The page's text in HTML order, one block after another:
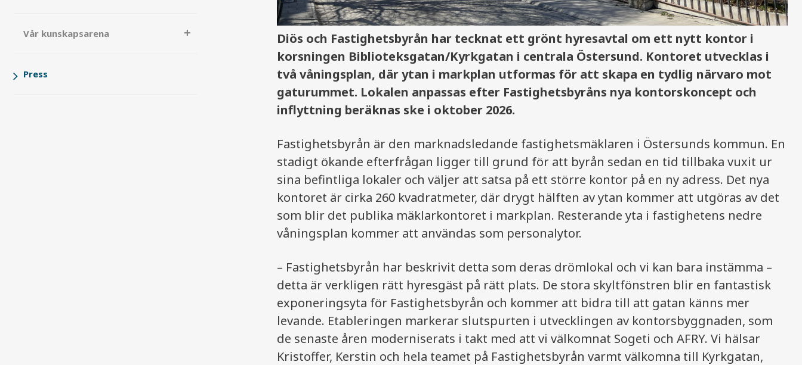
Vår kunskapsarena
Press
Diös och Fastighetsbyrån har tecknat ett grönt hyresavtal om ett nytt kontor i
korsningen Biblioteksgatan/Kyrkgatan i centrala Östersund. Kontoret utvecklas i
två våningsplan, där ytan i markplan utformas för att skapa en tydlig närvaro mot
gaturummet. Lokalen anpassas efter Fastighetsbyråns nya kontorskoncept och
inflyttning beräknas ske i oktober 2026.
Fastighetsbyrån är den marknadsledande fastighetsmäklaren i Östersunds kommun. En
stadigt ökande efterfrågan ligger till grund för att byrån sedan en tid tillbaka vuxit ur
sina befintliga lokaler och väljer att satsa på ett större kontor på en ny adress. Det nya
kontoret är cirka 260 kvadratmeter, där drygt hälften av ytan kommer att utgöras av det
som blir det publika mäklarkontoret i markplan. Resterande yta i fastighetens nedre
våningsplan kommer att användas som personalytor.
– Fastighetsbyrån har beskrivit detta som deras drömlokal och vi kan bara instämma –
detta är verkligen rätt hyresgäst på rätt plats. De stora skyltfönstren blir en fantastisk
exponeringsyta för Fastighetsbyrån och kommer att bidra till att gatan känns mer
levande. Etableringen markerar slutspurten i utvecklingen av kontorsbyggnaden, som
de senaste åren moderniserats i takt med att vi välkomnat Sogeti och AFRY. Vi hälsar
Kristoffer, Kerstin och hela teamet på Fastighetsbyrån varmt välkomna till Kyrkgatan,